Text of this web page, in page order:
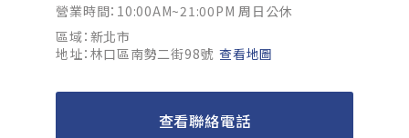
營業時間：10:00AM~21:00PM 周日公休
區域：新北市
地址：林口區南勢二街98號 查看地圖
查看聯絡電話